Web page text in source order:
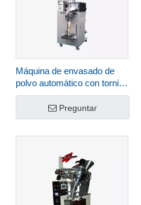
Máquina de envasado de
polvo automático con tornillo
vertical DXDF-500A
Preguntar